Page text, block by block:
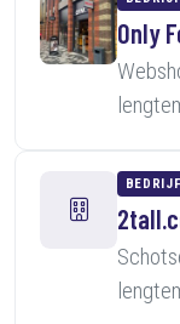
Only
BEDRIJF